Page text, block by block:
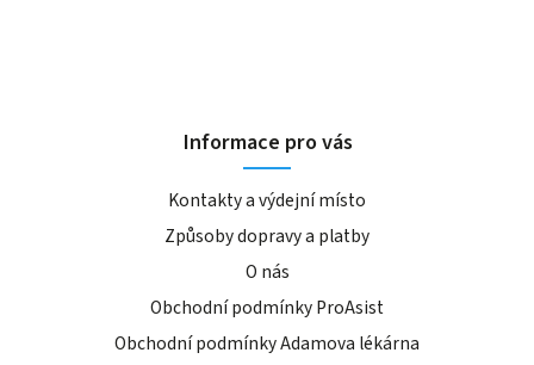
Informace pro vás
Kontakty a výdejní místo
Způsoby dopravy a platby
O nás
Obchodní podmínky ProAsist
Obchodní podmínky Adamova lékárna